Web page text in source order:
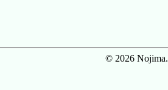
© 2026 Nojima.